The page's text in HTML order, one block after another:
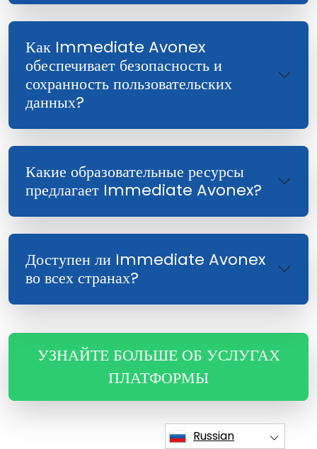
Как Immediate Avonex
обеспечивает безопасность и
сохранность пользовательских
данных?
Какие образовательные ресурсы
предлагает Immediate Avonex?
Доступен ли Immediate Avonex
во всех странах?
УЗНАЙТЕ БОЛЬШЕ ОБ УСЛУГАХ
ПЛАТФОРМЫ
Russian